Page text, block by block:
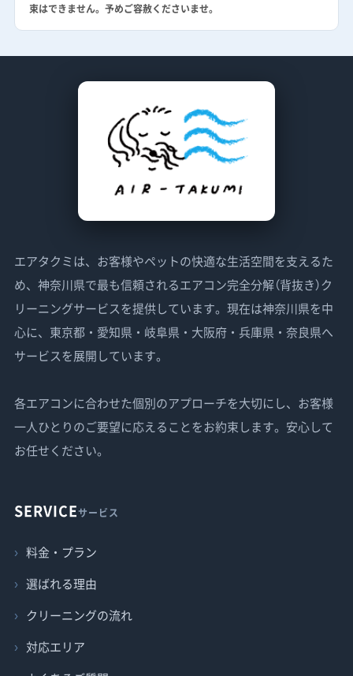
束はできません。予めご容赦くださいませ。
エアタクミは、お客様やペットの快適な生活空間を支えるた
め、神奈川県で最も信頼されるエアコン完全分解（背抜き）ク
リーニングサービスを提供しています。現在は神奈川県を中
心に、東京都・愛知県・岐阜県・大阪府・兵庫県・奈良県へ
サービスを展開しています。
各エアコンに合わせた個別のアプローチを大切にし、お客様
一人ひとりのご要望に応えることをお約束します。安心して
お任せください。
SERVICEサービス
料金・プラン
選ばれる理由
クリーニングの流れ
対応エリア